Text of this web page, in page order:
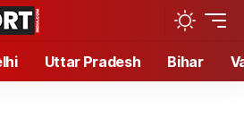
Uttar Pradesh Bihar